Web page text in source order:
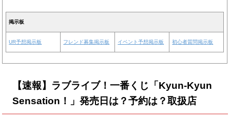
掲示板
UR予想掲示板 フレンド募集掲示板 イベント予想掲示板 初心者質問掲示板
【速報】ラブライブ！一番くじ「Kyun-Kyun
Sensation！」発売日は？予約は？取扱店